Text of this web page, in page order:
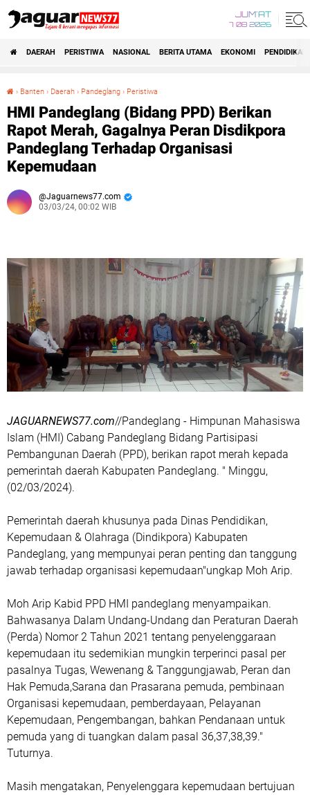
JUM'AT
7 08 2026
DAERAH PERISTIWA NASIONAL BERITA UTAMA EKONOMI PENDIDIKAN
› Banten › Daerah › Pandeglang › Peristiwa
HMI Pandeglang (Bidang PPD) Berikan
Rapot Merah, Gagalnya Peran Disdikpora
Pandeglang Terhadap Organisasi
Kepemudaan
Jaguarnews77.com
03/03/24, 00:02 WIB
JAGUARNEWS77.com//Pandeglang - Himpunan Mahasiswa
Islam (HMI) Cabang Pandeglang Bidang Partisipasi
Pembangunan Daerah (PPD), berikan rapot merah kepada
pemerintah daerah Kabupaten Pandeglang. " Minggu,
(02/03/2024).
Pemerintah daerah khusunya pada Dinas Pendidikan,
Kepemudaan & Olahraga (Dindikpora) Kabupaten
Pandeglang, yang mempunyai peran penting dan tanggung
jawab terhadap organisasi kepemudaan"ungkap Moh Arip.
Moh Arip Kabid PPD HMI pandeglang menyampaikan.
Bahwasanya Dalam Undang-Undang dan Peraturan Daerah
(Perda) Nomor 2 Tahun 2021 tentang penyelenggaraan
kepemudaan itu sedemikian mungkin terperinci pasal per
pasalnya Tugas, Wewenang & Tanggungjawab, Peran dan
Hak Pemuda,Sarana dan Prasarana pemuda, pembinaan
Organisasi kepemudaan, pemberdayaan, Pelayanan
Kepemudaan, Pengembangan, bahkan Pendanaan untuk
pemuda yang di tuangkan dalam pasal 36,37,38,39."
Tuturnya.
Masih mengatakan, Penyelenggara kepemudaan bertujuan